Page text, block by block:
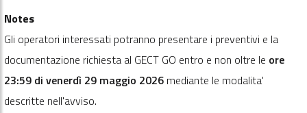
Notes
Gli operatori interessati potranno presentare i preventivi e la
documentazione richiesta al GECT GO entro e non oltre le ore
23:59 di venerdì 29 maggio 2026 mediante le modalita'
descritte nell'avviso.